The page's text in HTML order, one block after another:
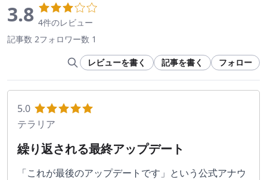
3.8 4件のレビュー
記事数 2フォロワー数 1
レビューを書く 記事を書く フォロー
5.0
テラリア
繰り返される最終アップデート
「これが最後のアップデートです」という公式アナウ